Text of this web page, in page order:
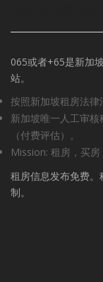
065或者+65是新加
站。
按照新加坡租房法律
新加坡唯一人工审
（付费评估）。
Mission: 租房，买房
租房信息发布免费
制。